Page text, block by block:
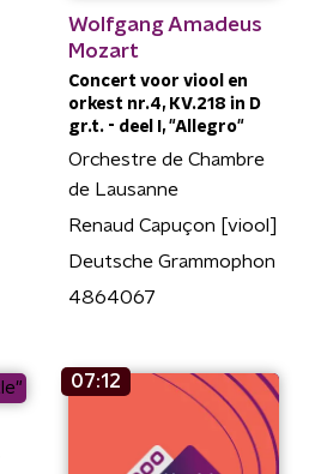
Wolfgang Amadeus
Mozart
Concert voor viool en
orkest nr.4, KV.218 in D
gr.t. - deel I, "Allegro"
Orchestre de Chambre
de Lausanne
Renaud Capuçon [viool]
Deutsche Grammophon
4864067
07:12